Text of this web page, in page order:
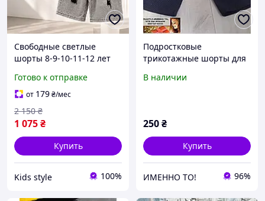
Свободные светлые
шорты 8-9-10-11-12 лет
подростку, детские
рваные джинсовые
шорты голубые и серые
на лето
Готово к отправке
от 179₴/мес
1 075₴
2 150 ₴
Купить
Kids style 100%
Подростковые
трикотажные шорты для
на 8-11 лет
В наличии
250₴
Купить
ИМЕННО ТО! 96%